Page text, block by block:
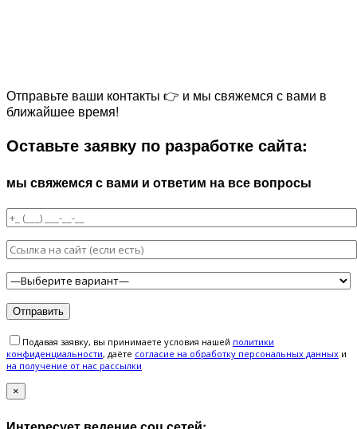
Отправьте ваши контакты 👉 и мы свяжемся с вами в
ближайшее время!
Оставьте заявку по разработке сайта:
мы свяжемся с вами и ответим на все вопросы
Подавая заявку, вы принимаете условия нашей политики
конфиденциальности, даёте cогласие на обработку персональных данных и
на получение от нас рассылки
×